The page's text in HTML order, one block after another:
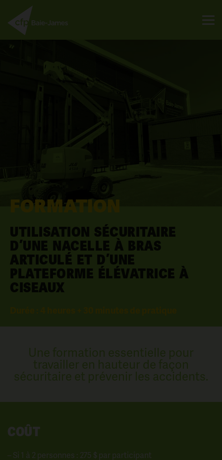
FORMATION
UTILISATION SÉCURITAIRE
D’UNE NACELLE À BRAS
ARTICULÉ ET D’UNE
PLATEFORME ÉLÉVATRICE À
CISEAUX
Une formation essentielle pour
travailler en hauteur de façon
sécuritaire et prévenir les accidents.
COÛT
– Si 1 à 2 personnes : 275 $ par participant